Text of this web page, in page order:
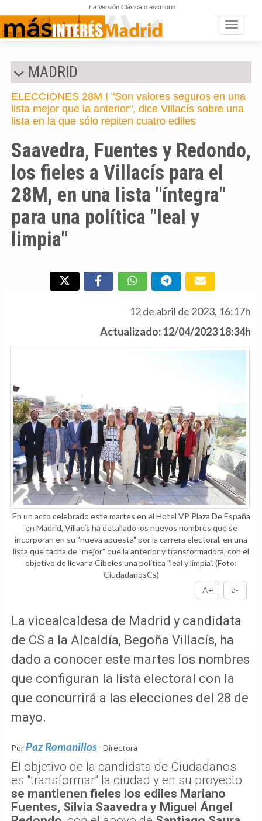
Ir a Versión Clásica o escritorio
Toggle
MADRID
ELECCIONES 28M I "Son valores seguros en una
lista mejor que la anterior", dice Villacís sobre una
lista en la que sólo repiten cuatro ediles
Saavedra, Fuentes y Redondo,
los fieles a Villacís para el
28M, en una lista "íntegra"
para una política "leal y
limpia"
12 de abril de 2023, 16:17h
Actualizado: 12/04/2023 18:34h
En un acto celebrado este martes en el Hotel VP Plaza De España
en Madrid, Villacís ha detallado los nuevos nombres que se
incorporan en su "nueva apuesta" por la carrera electoral, en una
lista que tacha de "mejor" que la anterior y transformadora, con el
objetivo de llevar a Cibeles una política "leal y limpia".(Foto:
CiudadanosCs)
A+
a-
La vicealcaldesa de Madrid y candidata
de CS a la Alcaldía, Begoña Villacís, ha
dado a conocer este martes los nombres
que configuran la lista electoral con la
que concurrirá a las elecciones del 28 de
mayo.
Por Paz Romanillos - Directora
El objetivo de la candidata de Ciudadanos
es "transformar" la ciudad y en su proyecto
se mantienen fieles los ediles Mariano
Fuentes, Silvia Saavedra y Miguel Ángel